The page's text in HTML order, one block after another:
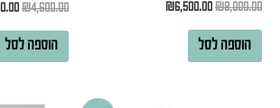
₪8,000.00
₪6,500.00
הוספה לסל
₪4,600.00
הוספה לסל